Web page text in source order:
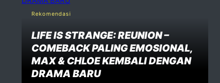
Rekomendasi
LIFE IS STRANGE: REUNION –
COMEBACK PALING EMOSIONAL,
MAX & CHLOE KEMBALI DENGAN
DRAMA BARU